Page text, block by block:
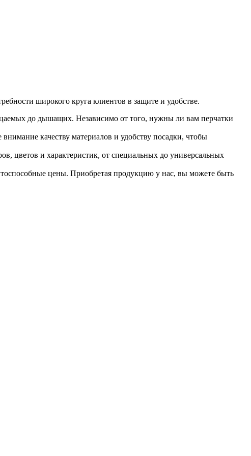
широкого круга клиентов в защите и удобстве.
до дышащих. Независимо от того, нужны ли вам перчатки
качеству материалов и удобству посадки, чтобы
цветов и характеристик, от специальных до универсальных
цены. Приобретая продукцию у нас, вы можете быть